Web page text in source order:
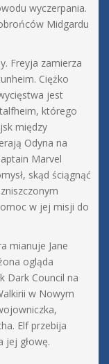
wyczerpania.
Midgardu
Freyja zamierza
Ciężko
jest
którego
między
Odyna na
Marvel
skąd ściągnąć
w jej misji do
mianuje Jane
ogląda
Dark Council na
w Nowym
Elf przebija
jej głowę.